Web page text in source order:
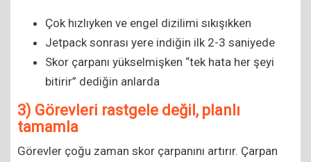
Çok hızlıyken ve engel dizilimi sıkışıkken
Jetpack sonrası yere indiğin ilk 2-3 saniyede
Skor çarpanı yükselmişken “tek hata her şeyi
bitirir” dediğin anlarda
3) Görevleri rastgele değil, planlı
tamamla
Görevler çoğu zaman skor çarpanını artırır. Çarpan